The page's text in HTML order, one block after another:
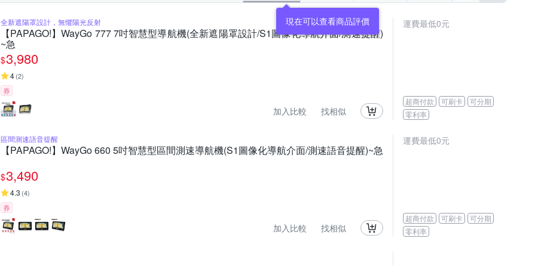
現在可以查看商品評價
全新遮陽罩設計，無懼陽光反射
【PAPAGO!】WayGo 777 7吋智慧型導航機(全新遮陽罩設計/S1圖像化導航介面/測速提醒)
~急
$3,980
4(2)
券
加入比較 找相似
運費最低0元
超商付款 可刷卡
可分期
零利率
區間測速語音提醒
【PAPAGO!】WayGo 660 5吋智慧型區間測速導航機(S1圖像化導航介面/測速語音提醒)~急
$3,490
4.3 (4)
券
加入比較 找相似
運費最低0元
超商付款 可刷卡
可分期
零利率